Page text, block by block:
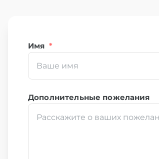
Имя *
Дополнительные пожелания